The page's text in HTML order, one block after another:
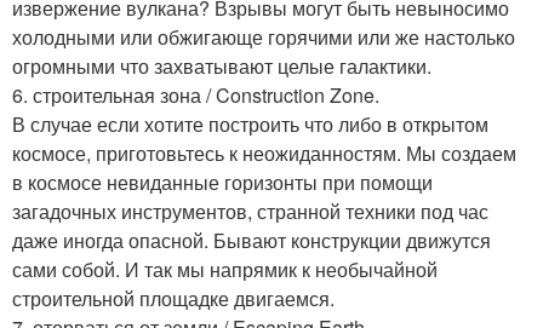
извержение вулкана? Взрывы могут быть невыносимо
холодными или обжигающе горячими или же настолько
огромными что захватывают целые галактики.
6. строительная зона / Construction Zone.
В случае если хотите построить что либо в открытом
космосе, приготовьтесь к неожиданностям. Мы создаем
в космосе невиданные горизонты при помощи
загадочных инструментов, странной техники под час
даже иногда опасной. Бывают конструкции движутся
сами собой. И так мы напрямик к необычайной
строительной площадке двигаемся.